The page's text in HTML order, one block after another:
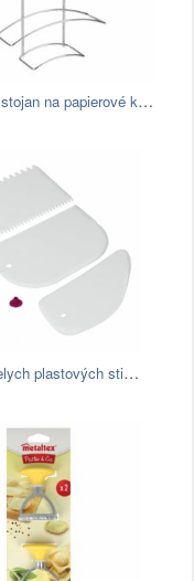
Kovový stojan na papierové kovové…
Sada 3 bielych plastových stierok…